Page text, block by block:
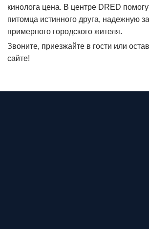
кинолога цена. В центре DRED
питомца истинного друга, надежную
примерного городского жителя.
Звоните, приезжайте в гости или
сайте!